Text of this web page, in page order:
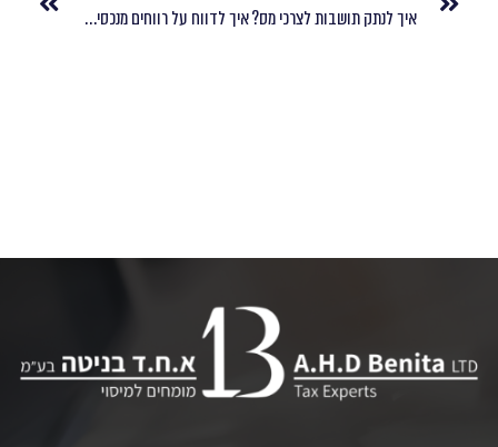
איך לנתק תושבות לצרכי מס? איך לדווח על רווחים מנכסים?